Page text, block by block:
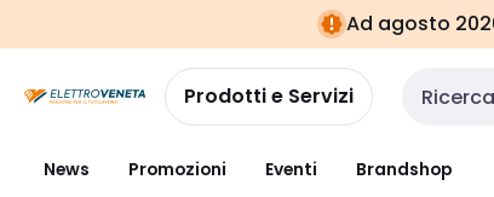
navigazionealla
pagina
Ad agosto
Prodotti e Servizi Cerca
News Promozioni Eventi Brandshop